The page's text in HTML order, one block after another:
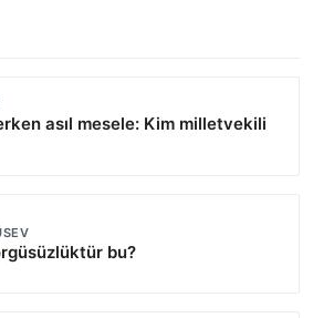
asıl mesele: Kim milletvekili
bu?